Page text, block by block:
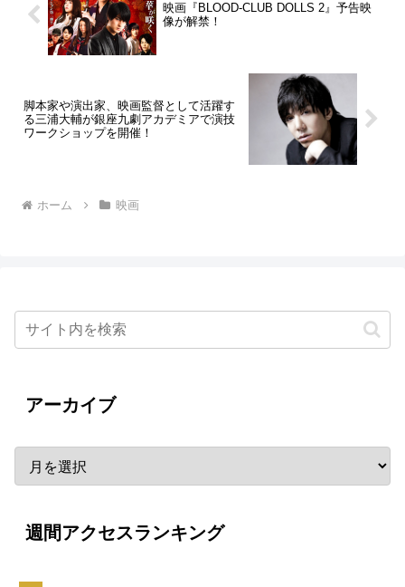
映画『BLOOD-CLUB DOLLS 2』予告映
像が解禁！
脚本家や演出家、映画監督として活躍す
る三浦大輔が銀座九劇アカデミアで演技
ワークショップを開催！
ホーム 映画
アーカイブ
週間アクセスランキング